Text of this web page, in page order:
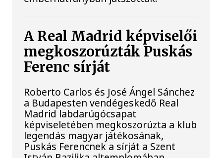
A Real Madrid képviselői
megkoszorúzták Puskás
Ferenc sírját
Roberto Carlos és José Ángel Sánchez
a Budapesten vendégeskedő Real
Madrid labdarúgócsapat
képviseletében megkoszorúzta a klub
legendás magyar játékosának,
Puskás Ferencnek a sírját a Szent